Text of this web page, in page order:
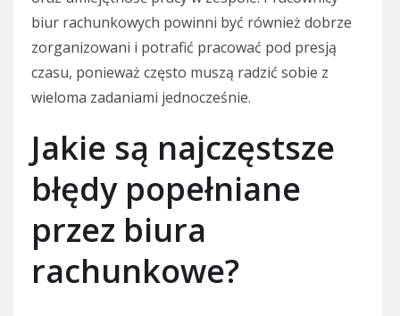
biur rachunkowych powinni być również dobrze
zorganizowani i potrafić pracować pod presją
czasu, ponieważ często muszą radzić sobie z
wieloma zadaniami jednocześnie.
Jakie są najczęstsze
błędy popełniane
przez biura
rachunkowe?